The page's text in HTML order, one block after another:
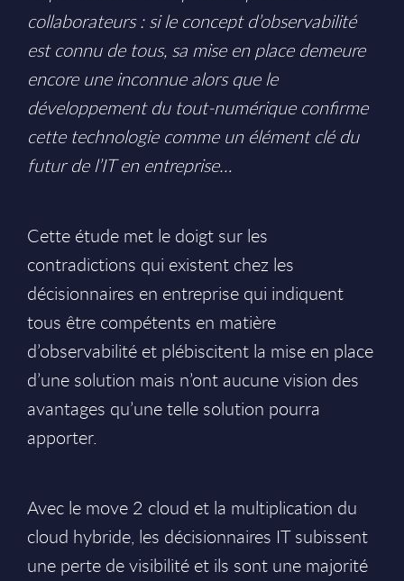
collaborateurs : si le concept d’observabilité
est connu de tous, sa mise en place demeure
encore une inconnue alors que le
développement du tout-numérique confirme
cette technologie comme un élément clé du
futur de l’IT en entreprise…
Cette étude met le doigt sur les
contradictions qui existent chez les
décisionnaires en entreprise qui indiquent
tous être compétents en matière
d’observabilité et plébiscitent la mise en place
d’une solution mais n’ont aucune vision des
avantages qu’une telle solution pourra
apporter.
Avec le move 2 cloud et la multiplication du
cloud hybride, les décisionnaires IT subissent
une perte de visibilité et ils sont une majorité